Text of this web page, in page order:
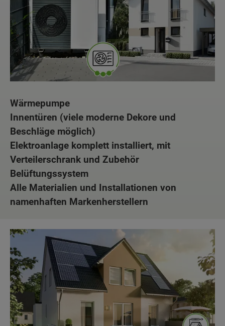
Wärmepumpe
Innentüren (viele moderne Dekore und
Beschläge möglich)
Elektroanlage komplett installiert, mit
Verteilerschrank und Zubehör
Belüftungssystem
Alle Materialien und Installationen von
namenhaften Markenherstellern